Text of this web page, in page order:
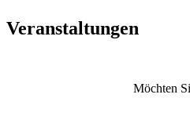
Veranstaltungen
Möchten